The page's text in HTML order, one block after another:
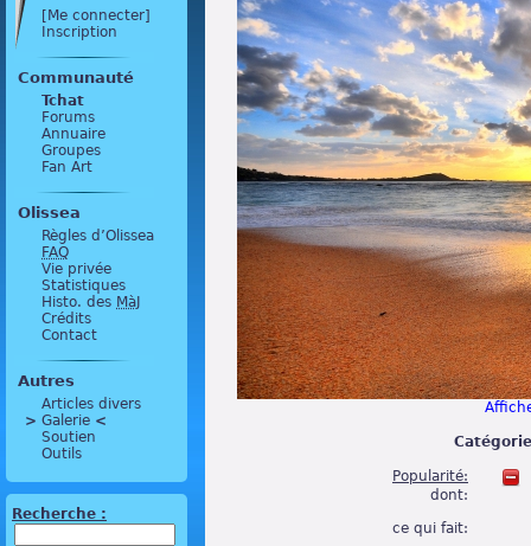
[Me connecter]
Inscription
Communauté
Tchat
Forums
Annuaire
Groupes
Fan Art
Olissea
Règles d’Olissea
FAQ
Vie privée
Statistiques
Histo. des MàJ
Crédits
Contact
Autres
Articles divers
> Galerie <
Soutien
Outils
Recherche :
Popularité:
dont:
ce qui fait: